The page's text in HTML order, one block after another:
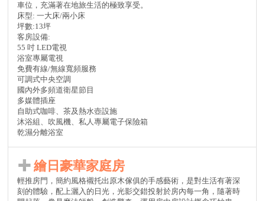
車位，充滿著在地旅生活的極致享受。
床型: 一大床/兩小床
坪數:13坪
客房設備:
55 吋 LED電視
浴室專屬電視
免費有線/無線寬頻服務
可調式中央空調
國內外多頻道衛星節目
多媒體插座
自助式咖啡、茶及熱水壺設施
沐浴組、吹風機、私人專屬電子保險箱
乾濕分離浴室
繪日豪華家庭房
輕推房門，簡約風格襯托出原木傢俱的手感藝術，是對生活有著深
刻的體驗，配上灑入的日光，光影交錯投射於房內每一角，隨著時